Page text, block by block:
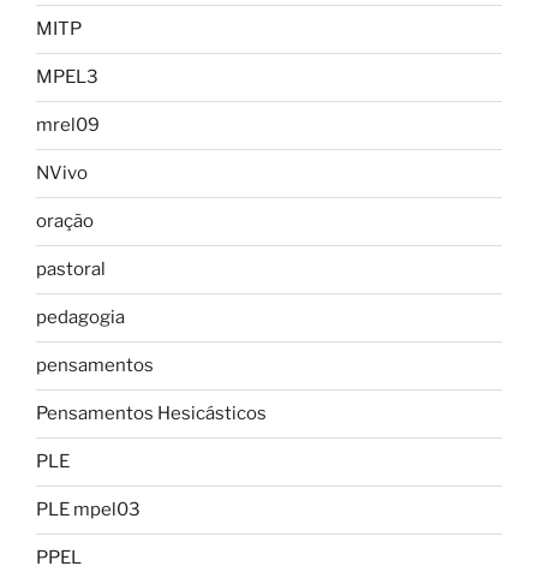
MITP
MPEL3
mrel09
NVivo
oração
pastoral
pedagogia
pensamentos
Pensamentos Hesicásticos
PLE
PLE mpel03
PPEL